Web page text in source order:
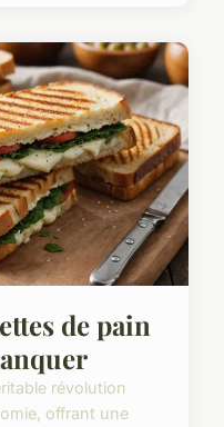
de pain
révolution
offrant une